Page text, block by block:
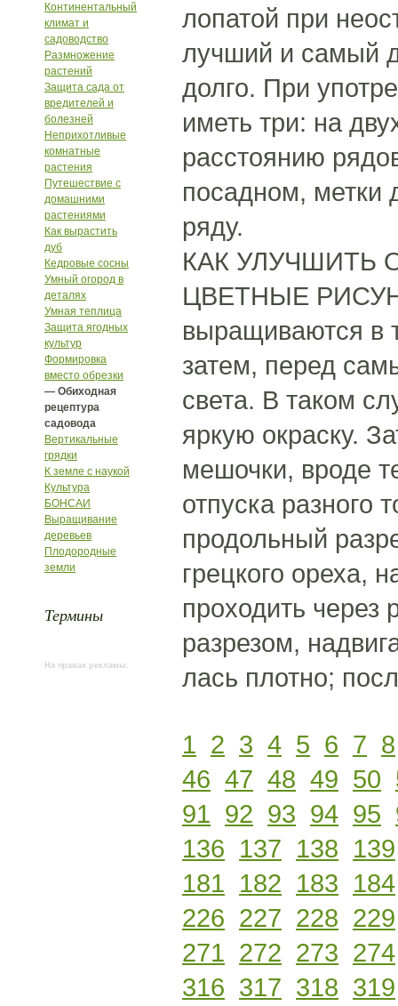
Континентальный
климат и
садоводство
Размножение
растений
Защита сада от
вредителей и
болезней
Неприхотливые
комнатные
растения
Путешествие с
домашними
растениями
Как вырастить
дуб
Кедровые сосны
Умный огород в
деталях
Умная теплица
Защита ягодных
культур
Формировка
вместо обрезки
— Обиходная
рецептура
садовода
Вертикальные
грядки
К земле с наукой
Культура
БОНСАИ
Выращивание
деревьев
Плодородные
земли
Термины
На правах рекламы:
лопатой при
лучший и самый
долго. При
иметь три: на
расстоянию
посадном, метки
ряду.
КАК УЛУЧШИТЬ
ЦВЕТНЫЕ
выращиваются в
затем, перед
света. В таком
яркую окраску.
мешочки, вроде
отпуска разного
продольный
грецкого ореха,
проходить через
разрезом,
лась плотно;
1 2 3 4 5 6 7 8
46 47 48 49 50
91 92 93 94 95
136 137 138 139
181 182 183 184
226 227 228 229
271 272 273 274
316 317 318 319